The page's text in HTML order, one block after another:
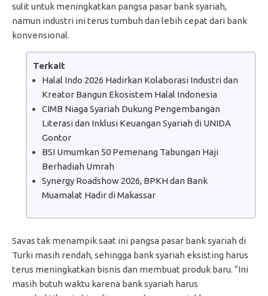
sulit untuk meningkatkan pangsa pasar bank syariah,
namun industri ini terus tumbuh dan lebih cepat dari bank
konvensional.
Terkait
Halal Indo 2026 Hadirkan Kolaborasi Industri dan
Kreator Bangun Ekosistem Halal Indonesia
CIMB Niaga Syariah Dukung Pengembangan
Literasi dan Inklusi Keuangan Syariah di UNIDA
Gontor
BSI Umumkan 50 Pemenang Tabungan Haji
Berhadiah Umrah
Synergy Roadshow 2026, BPKH dan Bank
Muamalat Hadir di Makassar
Savas tak menampik saat ini pangsa pasar bank syariah di
Turki masih rendah, sehingga bank syariah eksisting harus
terus meningkatkan bisnis dan membuat produk baru. “Ini
masih butuh waktu karena bank syariah harus